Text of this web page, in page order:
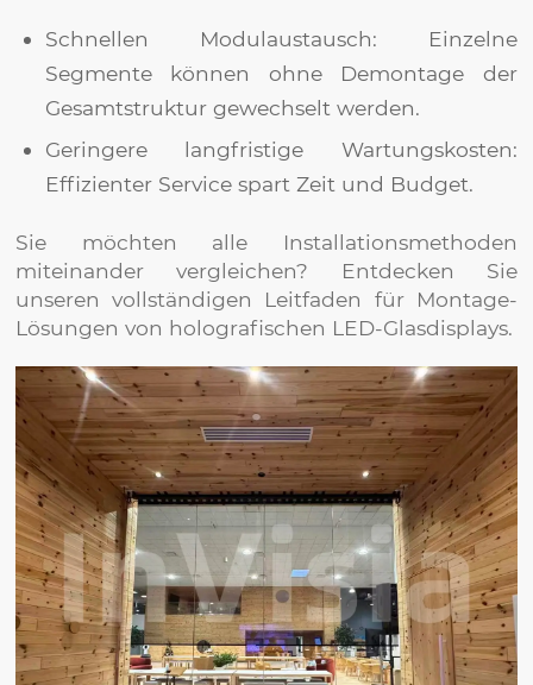
Schnellen Modulaustausch: Einzelne
Segmente können ohne Demontage der
Gesamtstruktur gewechselt werden.
Geringere langfristige Wartungskosten:
Effizienter Service spart Zeit und Budget.
Sie möchten alle Installationsmethoden
miteinander vergleichen? Entdecken Sie
unseren vollständigen Leitfaden für Montage-
Lösungen von holografischen LED-Glasdisplays.